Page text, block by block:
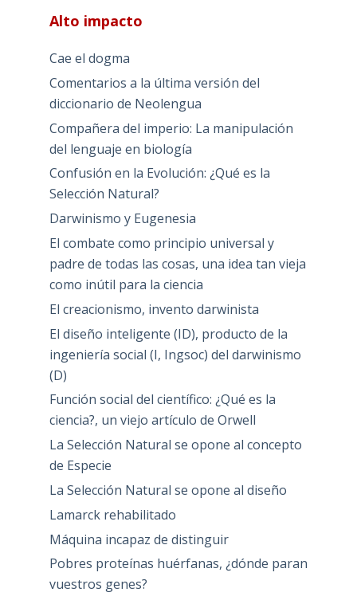
Alto impacto
Cae el dogma
Comentarios a la última versión del
diccionario de Neolengua
Compañera del imperio: La manipulación
del lenguaje en biología
Confusión en la Evolución: ¿Qué es la
Selección Natural?
Darwinismo y Eugenesia
El combate como principio universal y
padre de todas las cosas, una idea tan vieja
como inútil para la ciencia
El creacionismo, invento darwinista
El diseño inteligente (ID), producto de la
ingeniería social (I, Ingsoc) del darwinismo
(D)
Función social del científico: ¿Qué es la
ciencia?, un viejo artículo de Orwell
La Selección Natural se opone al concepto
de Especie
La Selección Natural se opone al diseño
Lamarck rehabilitado
Máquina incapaz de distinguir
Pobres proteínas huérfanas, ¿dónde paran
vuestros genes?